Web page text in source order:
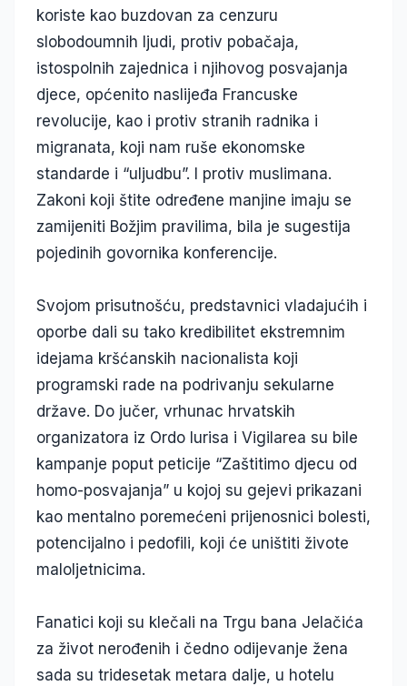
koriste kao buzdovan za cenzuru
slobodoumnih ljudi, protiv pobačaja,
istospolnih zajednica i njihovog posvajanja
djece, općenito naslijeđa Francuske
revolucije, kao i protiv stranih radnika i
migranata, koji nam ruše ekonomske
standarde i “uljudbu”. I protiv muslimana.
Zakoni koji štite određene manjine imaju se
zamijeniti Božjim pravilima, bila je sugestija
pojedinih govornika konferencije.
Svojom prisutnošću, predstavnici vladajućih i
oporbe dali su tako kredibilitet ekstremnim
idejama kršćanskih nacionalista koji
programski rade na podrivanju sekularne
države. Do jučer, vrhunac hrvatskih
organizatora iz Ordo Iurisa i Vigilarea su bile
kampanje poput peticije “Zaštitimo djecu od
homo-posvajanja” u kojoj su gejevi prikazani
kao mentalno poremećeni prijenosnici bolesti,
potencijalno i pedofili, koji će uništiti živote
maloljetnicima.
Fanatici koji su klečali na Trgu bana Jelačića
za život nerođenih i čedno odijevanje žena
sada su tridesetak metara dalje, u hotelu